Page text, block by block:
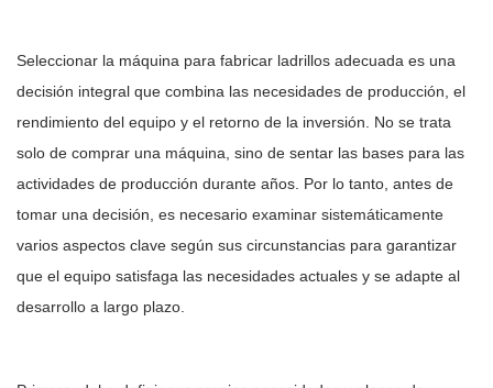
Seleccionar la máquina para fabricar ladrillos adecuada es una
decisión integral que combina las necesidades de producción, el
rendimiento del equipo y el retorno de la inversión. No se trata
solo de comprar una máquina, sino de sentar las bases para las
actividades de producción durante años. Por lo tanto, antes de
tomar una decisión, es necesario examinar sistemáticamente
varios aspectos clave según sus circunstancias para garantizar
que el equipo satisfaga las necesidades actuales y se adapte al
desarrollo a largo plazo.